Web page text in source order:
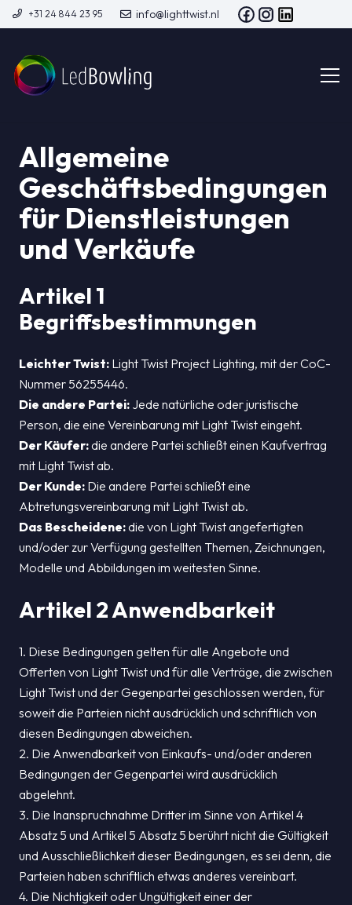
+31 24 844 23 95 info@lighttwist.nl
Allgemeine
Geschäftsbedingungen
für Dienstleistungen
und Verkäufe
Artikel 1
Begriffsbestimmungen
Leichter Twist: Light Twist Project Lighting, mit der CoC-
Nummer 56255446.
Die andere Partei: Jede natürliche oder juristische
Person, die eine Vereinbarung mit Light Twist eingeht.
Der Käufer:die andere Partei schließt einen Kaufvertrag
mit Light Twist ab.
Der Kunde: Die andere Partei schließt eine
Abtretungsvereinbarung mit Light Twist ab.
Das Bescheidene:die von Light Twist angefertigten
und/oder zur Verfügung gestellten Themen, Zeichnungen,
Modelle und Abbildungen im weitesten Sinne.
Artikel 2 Anwendbarkeit
1. Diese Bedingungen gelten für alle Angebote und
Offerten von Light Twist und für alle Verträge, die zwischen
Light Twist und der Gegenpartei geschlossen werden, für
soweit die Parteien nicht ausdrücklich und schriftlich von
diesen Bedingungen abweichen.
2. Die Anwendbarkeit von Einkaufs- und/oder anderen
Bedingungen der Gegenpartei wird ausdrücklich
abgelehnt.
3. Die Inanspruchnahme Dritter im Sinne von Artikel 4
Absatz 5 und Artikel 5 Absatz 5 berührt nicht die Gültigkeit
und Ausschließlichkeit dieser Bedingungen, es sei denn, die
Parteien haben schriftlich etwas anderes vereinbart.
4. Die Nichtigkeit oder Ungültigkeit einer der